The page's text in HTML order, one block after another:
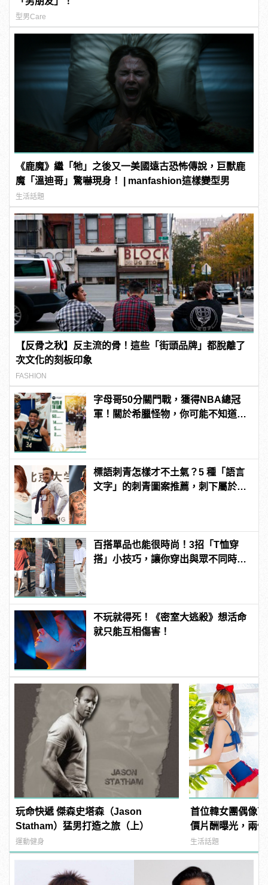
型男Care
《鹿魔》繼「牠」之後又一美國遠古恐怖傳說，巨獸鹿
魔「溫迪哥」驚嚇現身！ | manfashion這樣變型男
生活話題
【反骨之秋】反主流的骨！這些「街頭品牌」都脫離了
次文化的刻板印象
FASHION
字母哥50分關門戰，獲得NBA總冠
軍！關於希臘怪物，你可能不知道的
標語刺青怎樣才不土氣？5 種「語言
文字」的刺青圖案推薦，刺下屬於你
百搭單品也能很時尚！3招「T恤穿
搭」小技巧，讓你穿出與眾不同時髦
不玩就得死！《密室大逃殺》想活命
就只能互相傷害！
玩命快遞 傑森史塔森（Jason
Statham）猛男打造之旅（上）
運動健身
首位韓女團偶像
價片酬曝光，兩
生活話題